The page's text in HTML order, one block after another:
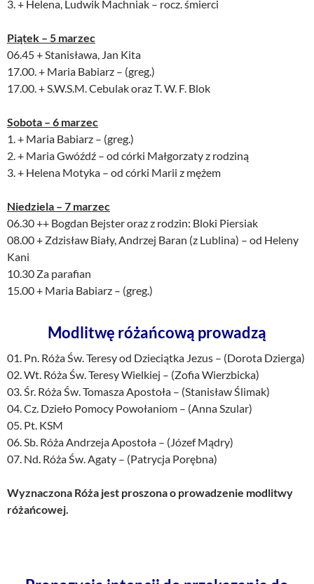
3. + Helena, Ludwik Machniak – rocz. śmierci
Piątek – 5 marzec
06.45 + Stanisława, Jan Kita
17.00. + Maria Babiarz – (greg.)
17.00. + S.W.S.M. Cebulak oraz T. W. F. Blok
Sobota – 6 marzec
1. + Maria Babiarz – (greg.)
2. + Maria Gwóźdź – od córki Małgorzaty z rodziną
3. + Helena Motyka – od córki Marii z mężem
Niedziela – 7 marzec
06.30 ++ Bogdan Bejster oraz z rodzin: Bloki Piersiak
08.00 + Zdzisław Biały, Andrzej Baran (z Lublina) – od Heleny
Kani
10.30 Za parafian
15.00 + Maria Babiarz – (greg.)
Modlitwę różańcową prowadzą
01. Pn. Róża Św. Teresy od Dzieciątka Jezus – (Dorota Dzierga)
02. Wt. Róża Św. Teresy Wielkiej – (Zofia Wierzbicka)
03. Śr. Róża Św. Tomasza Apostoła – (Stanisław Ślimak)
04. Cz. Dzieło Pomocy Powołaniom – (Anna Szular)
05. Pt. KSM
06. Sb. Róża Andrzeja Apostoła – (Józef Mądry)
07. Nd. Róża Św. Agaty – (Patrycja Porębna)
Wyznaczona Róża jest proszona o prowadzenie modlitwy
różańcowej.